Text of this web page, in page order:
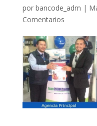
por bancode_adm |
Comentarios